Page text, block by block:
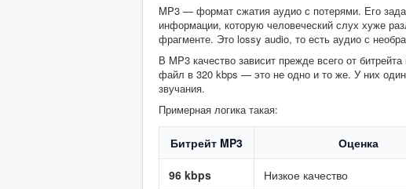
MP3 — формат сжатия аудио с потерями. Его
информации, которую человеческий слух хуже
фрагменте. Это lossy audio, то есть аудио с
В MP3 качество зависит прежде всего от
файл в 320 kbps — это не одно и то же. У них
звучания.
Примерная логика такая:
Битрейт MP3 Оценка
96 kbps Низкое качество